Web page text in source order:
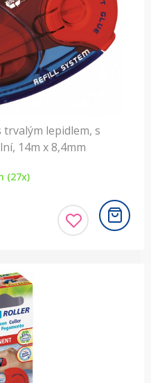
lepidlem, s
14m x 8,4mm
(27x)